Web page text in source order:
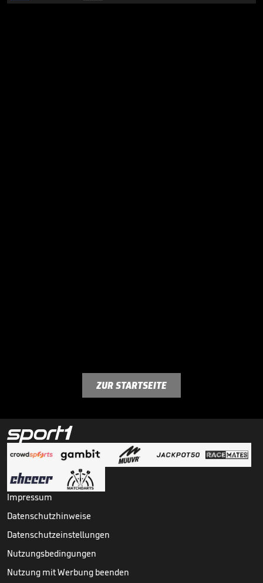
ZUR STARTSEITE
Impressum
Datenschutzhinweise
Datenschutzeinstellungen
Nutzungsbedingungen
Nutzung mit Werbung beenden